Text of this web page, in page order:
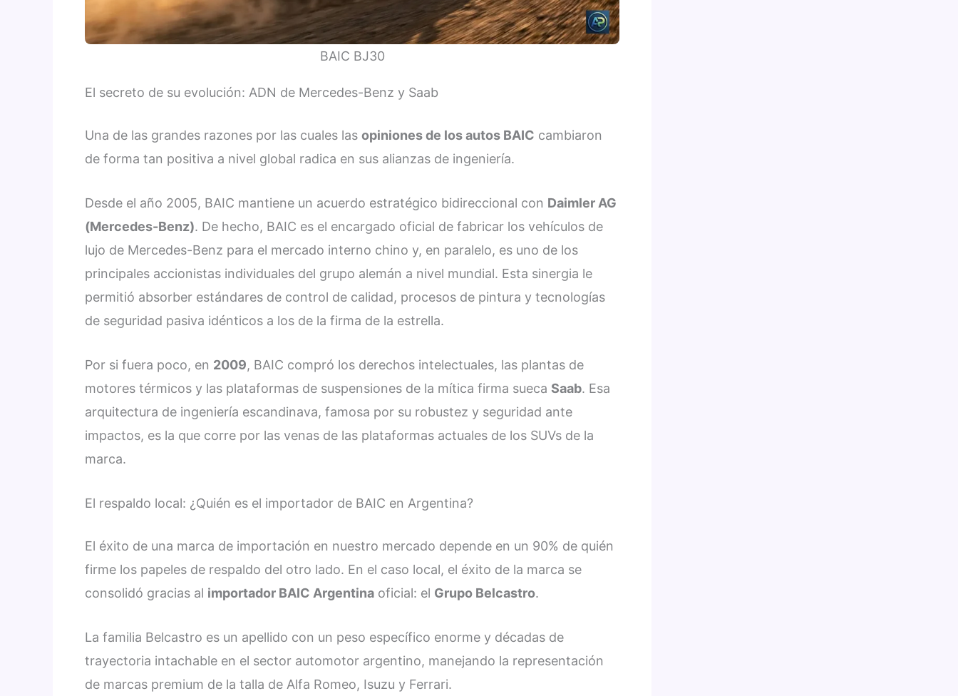
BAIC BJ30
El secreto de su evolución: ADN de Mercedes-Benz y Saab
Una de las grandes razones por las cuales las opiniones de los autos BAIC cambiaron
de forma tan positiva a nivel global radica en sus alianzas de ingeniería.
Desde el año 2005, BAIC mantiene un acuerdo estratégico bidireccional con Daimler AG
(Mercedes-Benz). De hecho, BAIC es el encargado oficial de fabricar los vehículos de
lujo de Mercedes-Benz para el mercado interno chino y, en paralelo, es uno de los
principales accionistas individuales del grupo alemán a nivel mundial. Esta sinergia le
permitió absorber estándares de control de calidad, procesos de pintura y tecnologías
de seguridad pasiva idénticos a los de la firma de la estrella.
Por si fuera poco, en 2009, BAIC compró los derechos intelectuales, las plantas de
motores térmicos y las plataformas de suspensiones de la mítica firma sueca Saab. Esa
arquitectura de ingeniería escandinava, famosa por su robustez y seguridad ante
impactos, es la que corre por las venas de las plataformas actuales de los SUVs de la
marca.
El respaldo local: ¿Quién es el importador de BAIC en Argentina?
El éxito de una marca de importación en nuestro mercado depende en un 90% de quién
firme los papeles de respaldo del otro lado. En el caso local, el éxito de la marca se
consolidó gracias al importador BAIC Argentina oficial: el Grupo Belcastro.
La familia Belcastro es un apellido con un peso específico enorme y décadas de
trayectoria intachable en el sector automotor argentino, manejando la representación
de marcas premium de la talla de Alfa Romeo, Isuzu y Ferrari.